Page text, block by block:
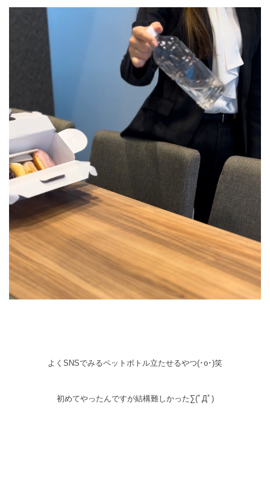
よくSNSでみるペットボトル立たせるやつ(･o･)笑
初めてやったんですが結構難しかった∑(ﾟДﾟ)